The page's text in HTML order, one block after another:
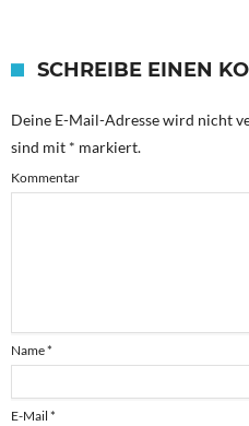
SCHREIBE EINEN
Deine E-Mail-Adresse wird nicht
sind mit * markiert.
Kommentar
Name*
E-Mail *